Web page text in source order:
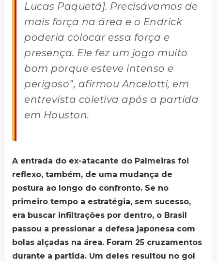
Lucas Paquetá]. Precisávamos de
mais força na área e o Endrick
poderia colocar essa força e
presença. Ele fez um jogo muito
bom porque esteve intenso e
perigoso”, afirmou Ancelotti, em
entrevista coletiva após a partida
em Houston.
A entrada do ex-atacante do Palmeiras foi
reflexo, também, de uma mudança de
postura ao longo do confronto. Se no
primeiro tempo a estratégia, sem sucesso,
era buscar infiltrações por dentro, o Brasil
passou a pressionar a defesa japonesa com
bolas alçadas na área. Foram 25 cruzamentos
durante a partida. Um deles resultou no gol